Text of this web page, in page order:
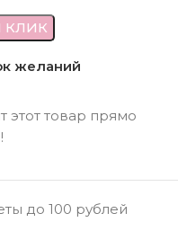
КЛИК
желаний
этот товар прямо
до 100 рублей